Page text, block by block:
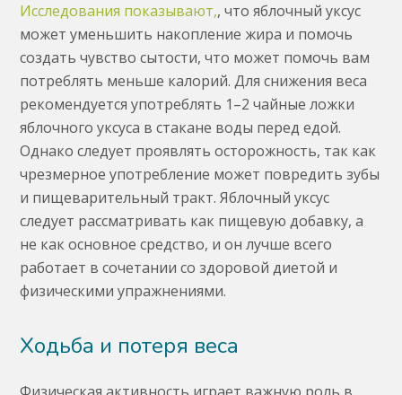
Исследования показывают,, что яблочный уксус
может уменьшить накопление жира и помочь
создать чувство сытости, что может помочь вам
потреблять меньше калорий. Для снижения веса
рекомендуется употреблять 1–2 чайные ложки
яблочного уксуса в стакане воды перед едой.
Однако следует проявлять осторожность, так как
чрезмерное употребление может повредить зубы
и пищеварительный тракт. Яблочный уксус
следует рассматривать как пищевую добавку, а
не как основное средство, и он лучше всего
работает в сочетании со здоровой диетой и
физическими упражнениями.
Ходьба и потеря веса